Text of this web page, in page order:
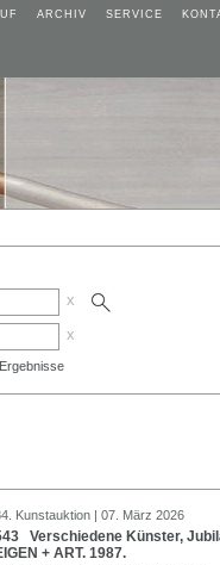
ARCHIV SERVICE
x
x
Kunstauktion | 07. März 2026
Verschiedene Künster,
+ ART. 1987.